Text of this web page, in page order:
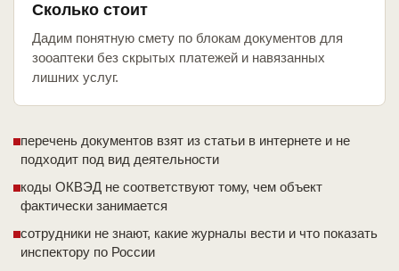
Сколько стоит
Дадим понятную смету по блокам документов для
зооаптеки без скрытых платежей и навязанных
лишних услуг.
перечень документов взят из статьи в интернете и не
подходит под вид деятельности
коды ОКВЭД не соответствуют тому, чем объект
фактически занимается
сотрудники не знают, какие журналы вести и что показать
инспектору по России